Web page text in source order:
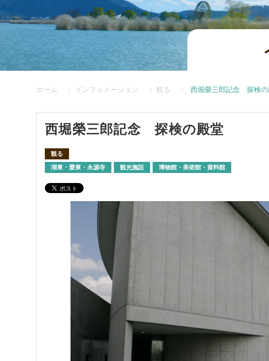
ホーム インフォメーション 観る 西堀榮三郎記念 探検の
西堀榮三郎記念 探検の殿堂
観る
湖東・愛東・永源寺
観光施設 博物館・美術館・資料館